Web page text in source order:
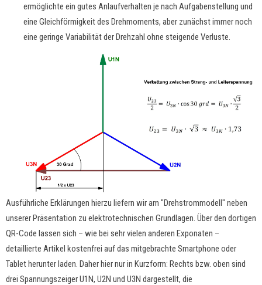
ermöglichte ein gutes Anlaufverhalten je nach Aufgabenstellung und
eine Gleichförmigkeit des Drehmoments, aber zunächst immer noch
eine geringe Variabilität der Drehzahl ohne steigende Verluste.
Ausführliche Erklärungen hierzu liefern wir am "Drehstrommodell" neben
unserer Präsentation zu elektrotechnischen Grundlagen. Über den dortigen
QR-Code lassen sich – wie bei sehr vielen anderen Exponaten –
detaillierte Artikel kostenfrei auf das mitgebrachte Smartphone oder
Tablet herunter laden. Daher hier nur in Kurzform: Rechts bzw. oben sind
drei Spannungszeiger U1N, U2N und U3N dargestellt, die